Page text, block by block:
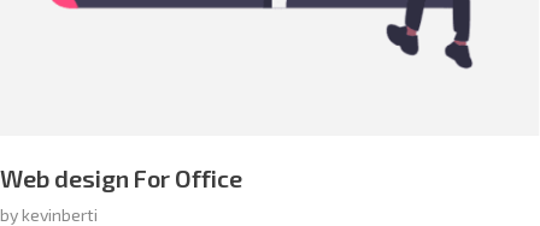
Web design For Office
bykevinberti